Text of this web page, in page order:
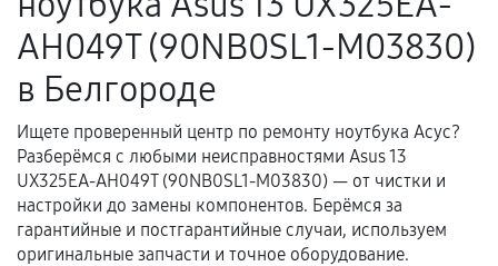
гарантийного срока.
Несоответствие комплектующей заявленным
техническим характеристикам.
Документы для подтверждения
гарантии
Гарантийный талон.
AH049T (90NB0SL1-M03830)
в Белгороде
Ищете проверенный центр по ремонту ноутбука Асус?
Разберёмся с любыми неисправностями Asus 13
UX325EA-AH049T (90NB0SL1-M03830) — от чистки и
настройки до замены компонентов. Берёмся за
гарантийные и постгарантийные случаи, используем
оригинальные запчасти и точное оборудование.